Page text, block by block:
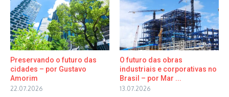
Preservando o futuro das
cidades – por Gustavo
Amorim
22.07.2026
O futuro das obras
industriais e corporativas no
Brasil – por Mar ...
13.07.2026